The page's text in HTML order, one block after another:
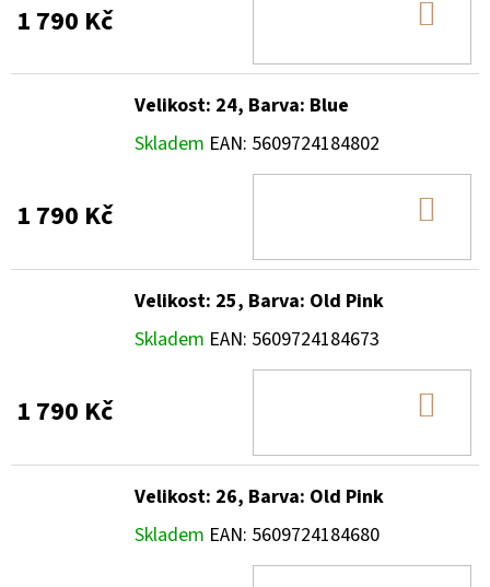
1 790 Kč
Velikost: 24, Barva: Blue
Skladem EAN: 5609724184802
1 790 Kč
Velikost: 25, Barva: Old Pink
Skladem EAN: 5609724184673
1 790 Kč
Velikost: 26, Barva: Old Pink
Skladem EAN: 5609724184680